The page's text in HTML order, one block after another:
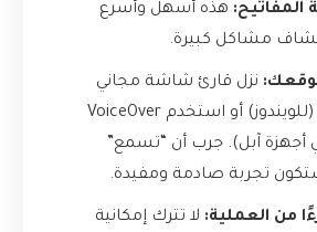
المفاتيح: هذه أسهل وأسرع
مشاكل كبيرة.
نزل قارئ شاشة مجاني
مثل NVDA (للويندوز) أو استخدم VoiceOver
أجهزة آبل). جرب أن “تسمع”
تجربة صادمة ومفيدة.
من العملية: لا تترك إمكانية